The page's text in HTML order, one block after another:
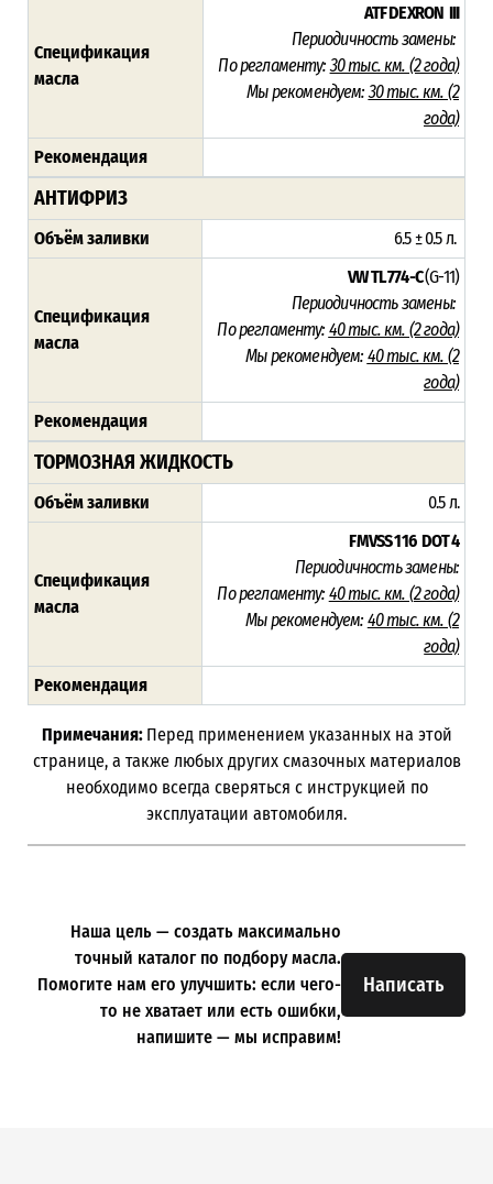
Спецификация
масла
ATF DEXRON III
Периодичность замены:
По регламенту: 30 тыс. км. (2 года)
Мы рекомендуем:30 тыс. км. (2
года)
Рекомендация
АНТИФРИЗ
Объём заливки 6.5 ± 0.5 л.
Спецификация
масла
VW TL 774-C(G-11)
Периодичность замены:
По регламенту: 40 тыс. км. (2 года)
Мы рекомендуем: 40 тыс. км. (2
года)
Рекомендация
ТОРМОЗНАЯ ЖИДКОСТЬ
Объём заливки 0.5 л.
Спецификация
масла
FMVSS 116 DOT 4
Периодичность замены:
По регламенту: 40 тыс. км. (2 года)
Мы рекомендуем: 40 тыс. км. (2
года)
Рекомендация
Примечания: Перед применением указанных на этой
странице, а также любых других смазочных материалов
необходимо всегда сверяться с инструкцией по
эксплуатации автомобиля.
Написать
Наша цель — создать максимально
точный каталог по подбору масла.
Помогите нам его улучшить: если чего-
то не хватает или есть ошибки,
напишите — мы исправим!